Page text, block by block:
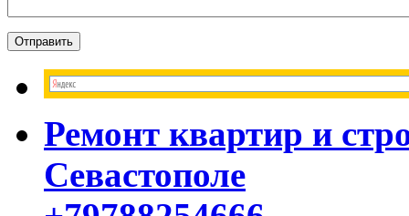
Ремонт квартир и
Севастополе